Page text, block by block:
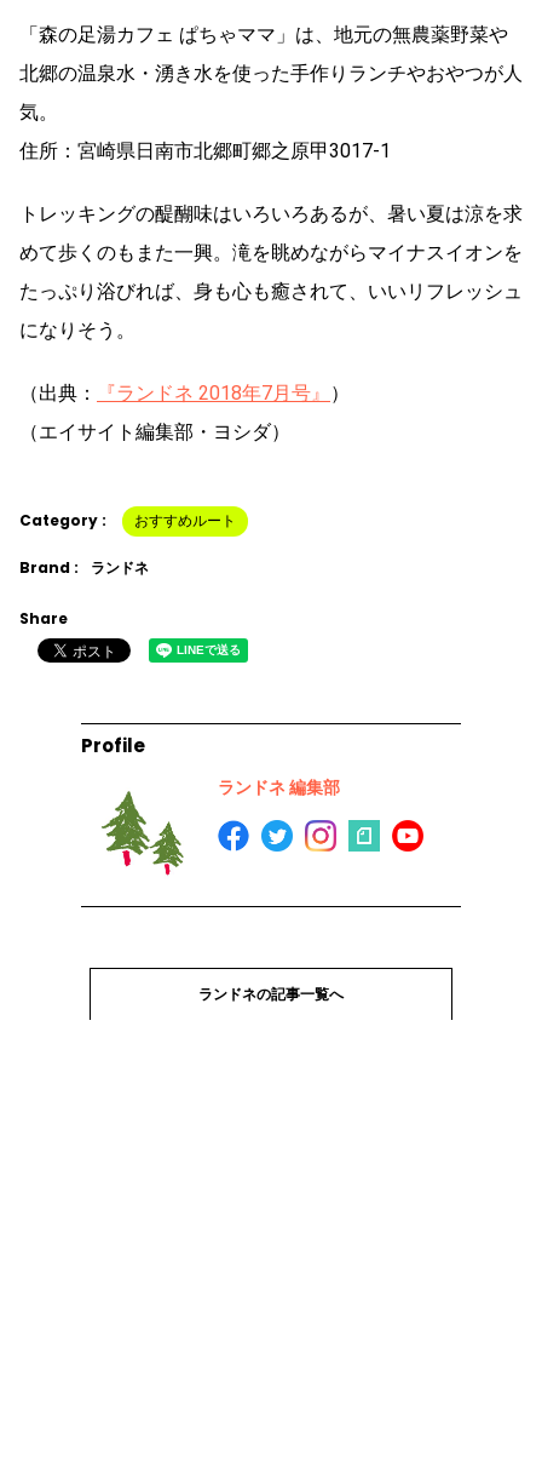
「森の足湯カフェ ぱちゃママ」は、地元の無農薬野菜や
北郷の温泉水・湧き水を使った手作りランチやおやつが人
気。
住所：宮崎県日南市北郷町郷之原甲3017-1
トレッキングの醍醐味はいろいろあるが、暑い夏は涼を求
めて歩くのもまた一興。滝を眺めながらマイナスイオンを
たっぷり浴びれば、身も心も癒されて、いいリフレッシュ
になりそう。
（出典： 『ランドネ 2018年7月号』 ）
（エイサイト編集部・ヨシダ）
Category : おすすめルート
Brand : ランドネ
Share
Profile
ランドネ 編集部
ランドネの記事一覧へ